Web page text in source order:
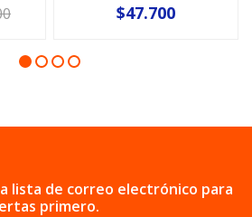
$47.700
lista de correo electrónico para
primero.